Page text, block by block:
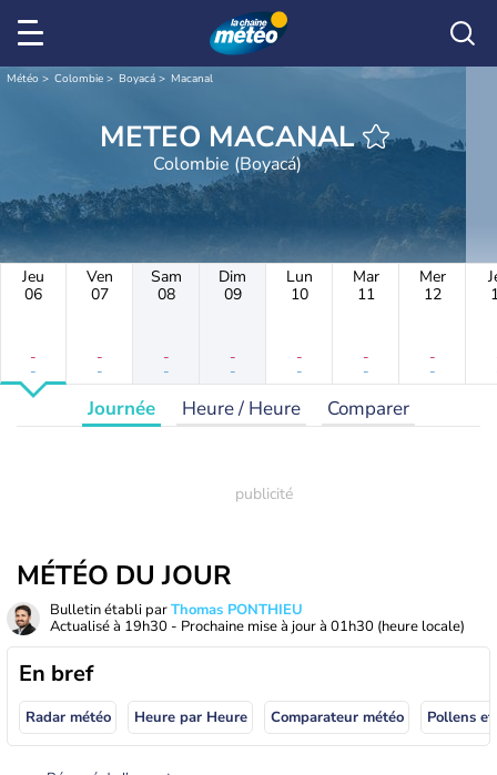
Météo Colombie Boyacá Macanal
METEO MACANAL
Colombie (Boyacá)
Jeu
06
-
-
Ven
07
-
-
Sam
08
-
-
Dim
09
-
-
Lun
10
-
-
Mar
11
-
-
Mer
12
-
-
Journée Heure / Heure Comparer
MÉTÉO DU JOUR
Bulletin établi parThomas PONTHIEU
Actualisé à 19h30 - Prochaine mise à jour à 01h30 (heure locale)
En bref
Radar météo Heure par Heure Comparateur météo Pollens